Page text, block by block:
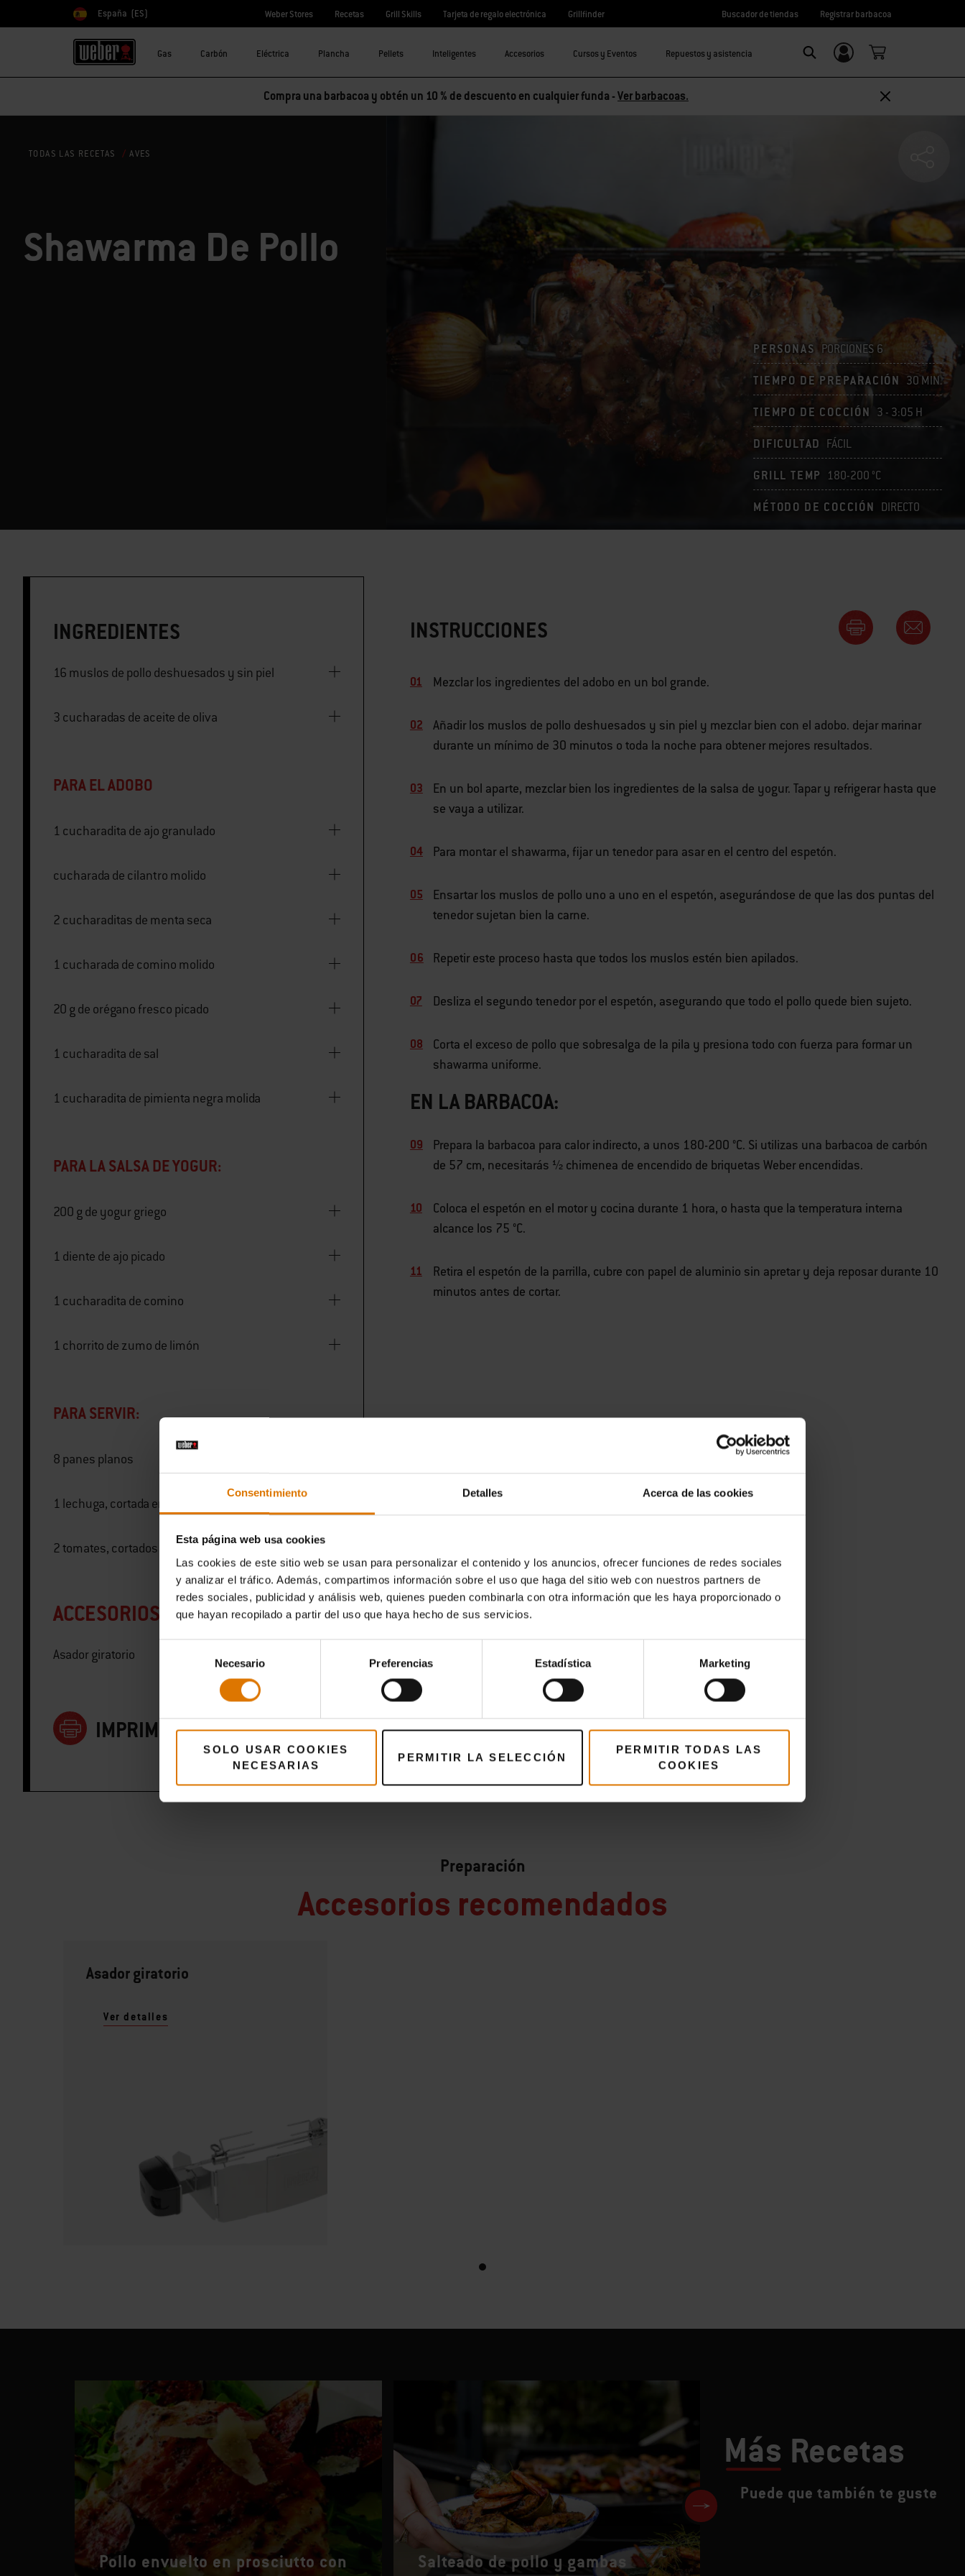
Consentimiento Detalles Acerca de las cookies
Esta página web usa cookies
Las cookies de este sitio web se usan para personalizar el contenido y los anuncios, ofrecer funciones de redes sociales
y analizar el tráfico. Además, compartimos información sobre el uso que haga del sitio web con nuestros partners de
redes sociales, publicidad y análisis web, quienes pueden combinarla con otra información que les haya proporcionado o
que hayan recopilado a partir del uso que haya hecho de sus servicios.
consentimiento
Necesario Preferencias Estadística Marketing
SOLO USAR COOKIES
NECESARIAS
PERMITIR LA SELECCIÓN
PERMITIR TODAS LAS
COOKIES
Elegir país
España (ES) Weber Stores Recetas Grill Skills Tarjeta de regalo electrónica Grillfinder Buscador de tiendas Registrar barbacoa
Gas Carbón Eléctrica Plancha Pellets Inteligentes Accesorios Cursos y Eventos Repuestos y asistencia
Iniciar sesión/
registrarme
Compra una barbacoa y obtén un 10 % de descuento en cualquier funda -Ver barbacoas.
TODAS LAS RECETAS AVES
Shawarma De Pollo
PERSONAS PORCIONES 6
TIEMPO DE PREPARACIÓN 30 MIN.
TIEMPO DE COCCIÓN 3 - 3:05 H
DIFICULTAD FÁCIL
GRILL TEMP 180-200 °C
MÉTODO DE COCCIÓN DIRECTO
INGREDIENTES
16 muslos de pollo deshuesados y sin piel
3 cucharadas de aceite de oliva
PARA EL ADOBO
1 cucharadita de ajo granulado
cucharada de cilantro molido
2 cucharaditas de menta seca
1 cucharada de comino molido
20 g de orégano fresco picado
1 cucharadita de sal
1 cucharadita de pimienta negra molida
PARA LA SALSA DE YOGUR:
200 g de yogur griego
1 diente de ajo picado
1 cucharadita de comino
1 chorrito de zumo de limón
PARA SERVIR:
8 panes planos
1 lechuga, cortada en rodajas
2 tomates, cortados en rodajas
ACCESORIOS ESPECIALES
Asador giratorio
IMPRIMIR ESTA LISTA
INSTRUCCIONES
Mezclar los ingredientes del adobo en un bol grande.
Añadir los muslos de pollo deshuesados y sin piel y mezclar bien con el adobo. dejar marinar
durante un mínimo de 30 minutos o toda la noche para obtener mejores resultados.
En un bol aparte, mezclar bien los ingredientes de la salsa de yogur. Tapar y refrigerar hasta que
se vaya a utilizar.
Para montar el shawarma, fijar un tenedor para asar en el centro del espetón.
Ensartar los muslos de pollo uno a uno en el espetón, asegurándose de que las dos puntas del
tenedor sujetan bien la carne.
Repetir este proceso hasta que todos los muslos estén bien apilados.
Desliza el segundo tenedor por el espetón, asegurando que todo el pollo quede bien sujeto.
Corta el exceso de pollo que sobresalga de la pila y presiona todo con fuerza para formar un
shawarma uniforme.
EN LA BARBACOA:
Prepara la barbacoa para calor indirecto, a unos 180-200 °C. Si utilizas una barbacoa de carbón
de 57 cm, necesitarás ½ chimenea de encendido de briquetas Weber encendidas.
Coloca el espetón en el motor y cocina durante 1 hora, o hasta que la temperatura interna
alcance los 75 °C.
Retira el espetón de la parrilla, cubre con papel de aluminio sin apretar y deja reposar durante 10
minutos antes de cortar.
Preparación
Accesorios recomendados
Asador giratorio
Ver detalles
Más Recetas
Puede que también te guste
Pollo envuelto en prosciutto con
Salteado de pollo y gambas